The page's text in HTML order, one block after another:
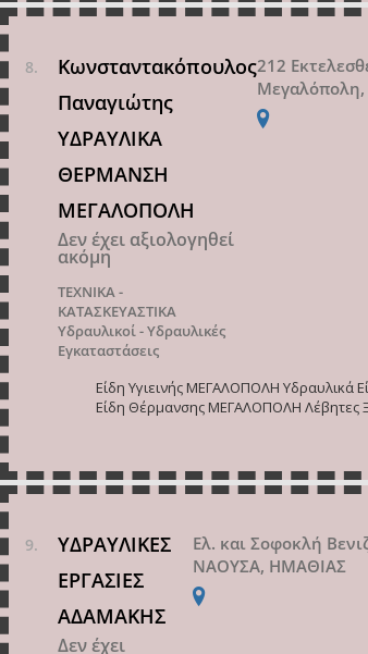
Κωνσταντακόπουλος
Παναγιώτης
ΥΔΡΑΥΛΙΚΑ
ΘΕΡΜΑΝΣΗ
ΜΕΓΑΛΟΠΟΛΗ
Δεν έχει αξιολογηθεί
ακόμη
ΤΕΧΝΙΚΑ -
ΚΑΤΑΣΚΕΥΑΣΤΙΚΑ
Υδραυλικοί - Υδραυλικές
Εγκαταστάσεις
212
Είδη Υγιεινής ΜΕΓΑΛΟΠΟΛΗ Υδραυλικά
Είδη Θέρμανσης ΜΕΓΑΛΟΠΟΛΗ Λέβητες
ΥΔΡΑΥΛΙΚΕΣ
ΕΡΓΑΣΙΕΣ
ΑΔΑΜΑΚΗΣ
Δεν έχει
Ελ. και Σοφοκλή
ΝΑΟΥΣΑ, ΗΜΑΘΙΑΣ